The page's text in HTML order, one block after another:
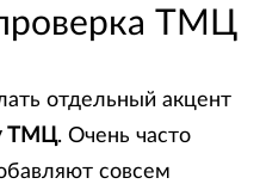
ТМЦ
отдельный акцент
ТМЦ. Очень часто
совсем